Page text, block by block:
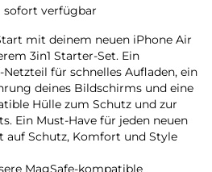
sofort verfügbar
mit deinem neuen iPhone Air
3in1 Starter-Set. Ein
für schnelles Aufladen, ein
deines Bildschirms und eine
Hülle zum Schutz und zur
Ein Must-Have für jeden neuen
auf Schutz, Komfort und Style
MagSafe-kompatible